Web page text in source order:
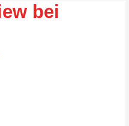
bei